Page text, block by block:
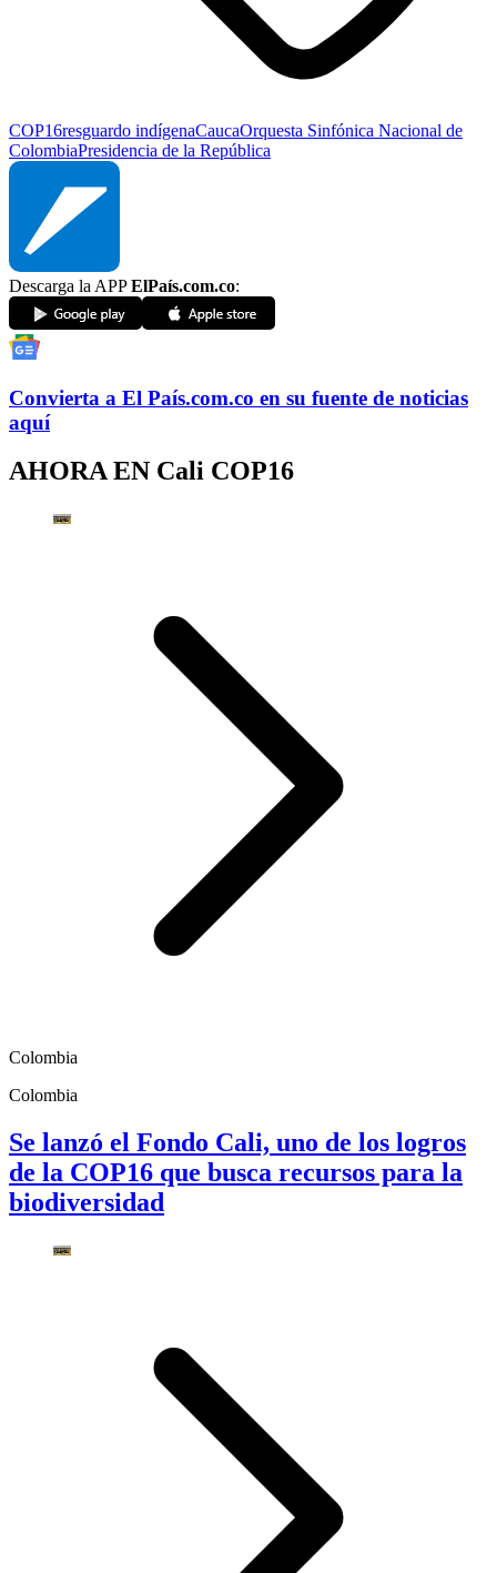
COP16resguardo indígenaCaucaOrquesta Sinfónica Nacional de
ColombiaPresidencia de la República
Descarga la APPElPaís.com.co:
Convierta a El País.com.co en su fuente de noticias
aquí
AHORA EN Cali COP16
Colombia
Colombia
Se lanzó el Fondo Cali, uno de los logros
de la COP16 que busca recursos para la
biodiversidad